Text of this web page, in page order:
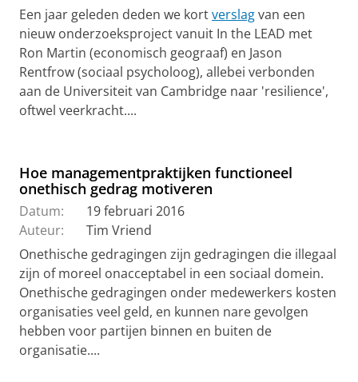
Een jaar geleden deden we kortverslagvan een
nieuw onderzoeksproject vanuit In the LEAD met
Ron Martin (economisch geograaf) en Jason
Rentfrow (sociaal psycholoog), allebei verbonden
aan de Universiteit van Cambridge naar 'resilience',
oftwel veerkracht....
Hoe managementpraktijken functioneel
onethisch gedrag motiveren
Datum:
19 februari 2016
Auteur:
Tim Vriend
Onethische gedragingen zijn gedragingen die illegaal
zijn of moreel onacceptabel in een sociaal domein.
Onethische gedragingen onder medewerkers kosten
organisaties veel geld, en kunnen nare gevolgen
hebben voor partijen binnen en buiten de
organisatie....